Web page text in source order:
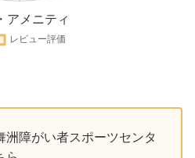
洲障がい者スポーツセンタ